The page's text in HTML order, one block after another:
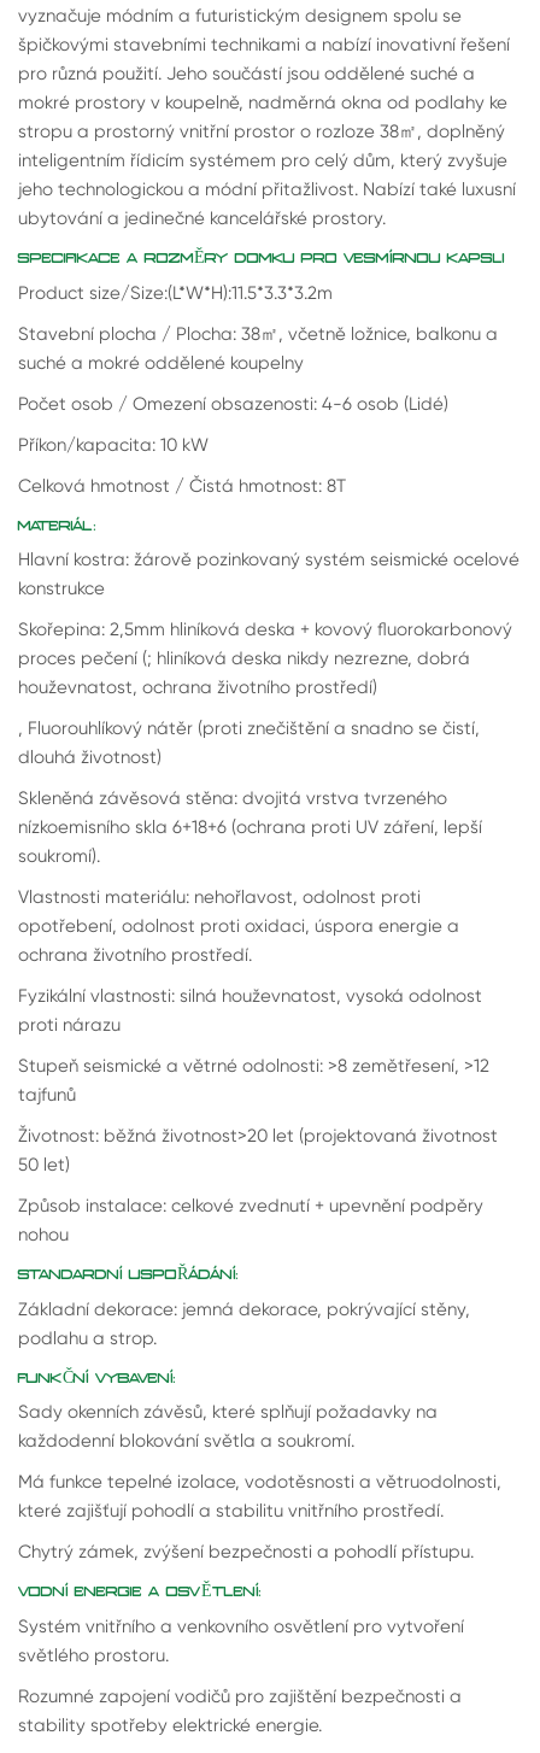
vyznačuje módním a futuristickým designem spolu se
špičkovými stavebními technikami a nabízí inovativní řešení
pro různá použití. Jeho součástí jsou oddělené suché a
mokré prostory v koupelně, nadměrná okna od podlahy ke
stropu a prostorný vnitřní prostor o rozloze 38㎡, doplněný
inteligentním řídicím systémem pro celý dům, který zvyšuje
jeho technologickou a módní přitažlivost. Nabízí také luxusní
ubytování a jedinečné kancelářské prostory.
SPECIFIKACE A ROZMĚRY DOMKU PRO VESMÍRNOU KAPSLI
Product size/Size:(L*W*H):11.5*3.3*3.2m
Stavební plocha / Plocha: 38㎡, včetně ložnice, balkonu a
suché a mokré oddělené koupelny
Počet osob / Omezení obsazenosti: 4-6 osob (Lidé)
Příkon/kapacita: 10 kW
Celková hmotnost / Čistá hmotnost: 8T
MATERIÁL:
Hlavní kostra: žárově pozinkovaný systém seismické ocelové
konstrukce
Skořepina: 2,5mm hliníková deska + kovový fluorokarbonový
proces pečení (; hliníková deska nikdy nezrezne, dobrá
houževnatost, ochrana životního prostředí)
, Fluorouhlíkový nátěr (proti znečištění a snadno se čistí,
dlouhá životnost)
Skleněná závěsová stěna: dvojitá vrstva tvrzeného
nízkoemisního skla 6+18+6 (ochrana proti UV záření, lepší
soukromí).
Vlastnosti materiálu: nehořlavost, odolnost proti
opotřebení, odolnost proti oxidaci, úspora energie a
ochrana životního prostředí.
Fyzikální vlastnosti: silná houževnatost, vysoká odolnost
proti nárazu
Stupeň seismické a větrné odolnosti: >8 zemětřesení, >12
tajfunů
Životnost: běžná životnost>20 let (projektovaná životnost
50 let)
Způsob instalace: celkové zvednutí + upevnění podpěry
nohou
STANDARDNÍ USPOŘÁDÁNÍ:
Základní dekorace: jemná dekorace, pokrývající stěny,
podlahu a strop.
FUNKČNÍ VYBAVENÍ:
Sady okenních závěsů, které splňují požadavky na
každodenní blokování světla a soukromí.
Má funkce tepelné izolace, vodotěsnosti a větruodolnosti,
které zajišťují pohodlí a stabilitu vnitřního prostředí.
Chytrý zámek, zvýšení bezpečnosti a pohodlí přístupu.
VODNÍ ENERGIE A OSVĚTLENÍ:
Systém vnitřního a venkovního osvětlení pro vytvoření
světlého prostoru.
Rozumné zapojení vodičů pro zajištění bezpečnosti a
stability spotřeby elektrické energie.